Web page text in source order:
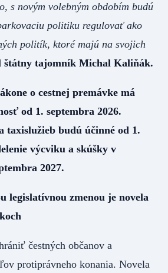
s novým volebným obdobím budú
politiku regulovať ako
politík, ktoré majú na svojich
štátny tajomník Michal Kaliňák.
o cestnej premávke má
od 1. septembra 2026.
taxislužieb budú účinné od 1.
výcviku a skúšky v
2027.
legislatívnou zmenou je novela
čestných občanov a
protiprávneho konania. Novela